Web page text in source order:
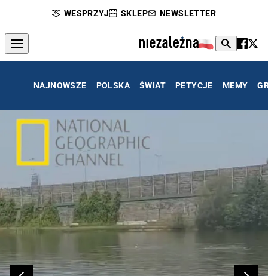
WESPRZYJ SKLEP NEWSLETTER
NAJNOWSZE POLSKA ŚWIAT PETYCJE MEMY